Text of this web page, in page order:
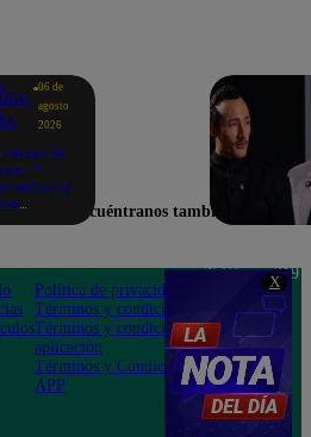
X
06 de
agosto
2026
Peláez le
Gold
contar el
Encuéntranos también en
Política de privacidad
Términos y condiciones
Términos y condiciones
aplicación
Términos y Condiciones
APP
Teléfono: 219
Av. San
Felipe 968
Jesús María